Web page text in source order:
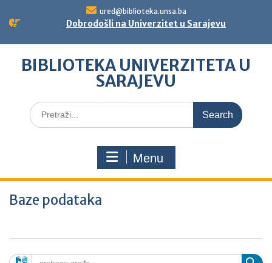
ured@biblioteka.unsa.ba
Dobrodošli na Univerzitet u Sarajevu
BIBLIOTEKA UNIVERZITETA U
SARAJEVU
Search
for:
Menu
Baze podataka